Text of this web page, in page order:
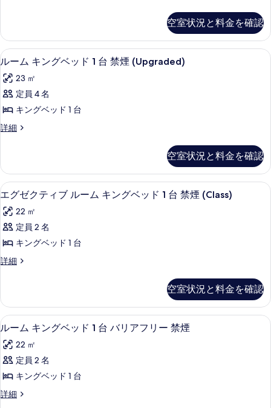
て
の
写
真
を
表
示
る
の
ベ
ッ
ド
2
台
禁
煙
べ
て
の
写
真
を
表
す
る
イ
ー
ン
ッ
ド
台
禁
煙
細
空室状況と料金を確認
ル
ー
ム
キ
グ
ッ
ド
1
台
禁
煙
(Upgraded)
べ
て
の
写
真
を
表
ピロートップベッド、セーフティボ
3
ルーム キングベッド 1 台 禁煙 (Upgraded)
23 ㎡
定員 4 名
キングベッド 1 台
詳細
ル
ン
グ
ベ
ド
禁
煙
(Upgraded)
細
空室状況と料金を確認
エ
グ
ゼ
ク
ィ
ル
ー
ム
キ
ン
グ
ベ
ピロートップベッド、セーフティボ
3
エグゼクティブ ルーム キングベッド 1 台 禁煙 (Class)
22 ㎡
定員 2 名
キングベッド 1 台
詳細
エ
テ
ィ
ブ
ー
ム
ン
グ
ベ
空室状況と料金を確認
ル
ー
ム
キ
グ
ルーム キングベッド 1 台 バリアフ
3
ルーム キングベッド 1 台 バリアフリー 禁煙
22 ㎡
定員 2 名
キングベッド 1 台
詳細
ル